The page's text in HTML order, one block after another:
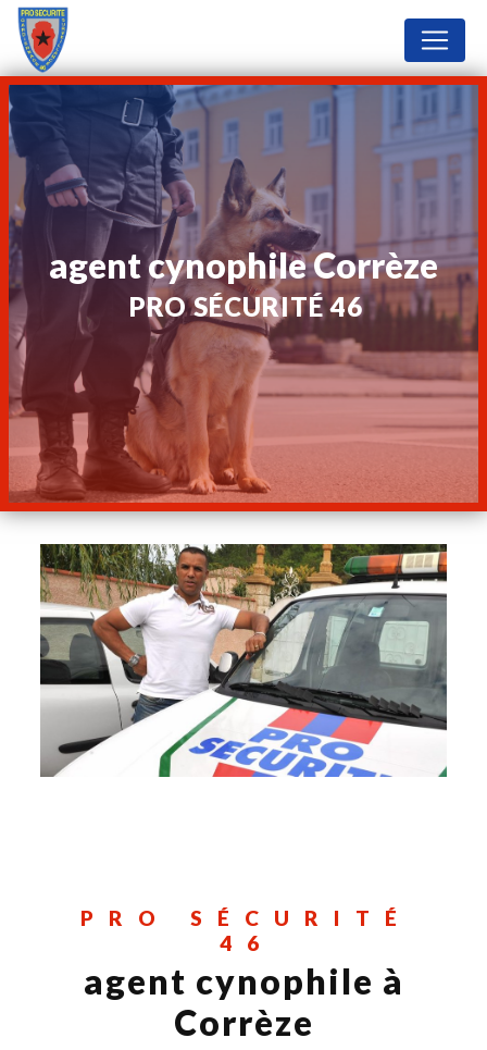
agent cynophile Corrèze
PRO SÉCURITÉ 46
PRO SÉCURITÉ
46
agent cynophile à
Corrèze
Panneau de gestion des cookies